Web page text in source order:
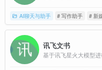
AI聊天与助手 # 写作助手 # 新
讯飞文书